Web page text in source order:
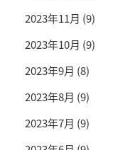
2023年11月 (9)
2023年10月 (9)
2023年9月 (8)
2023年8月 (9)
2023年7月 (9)